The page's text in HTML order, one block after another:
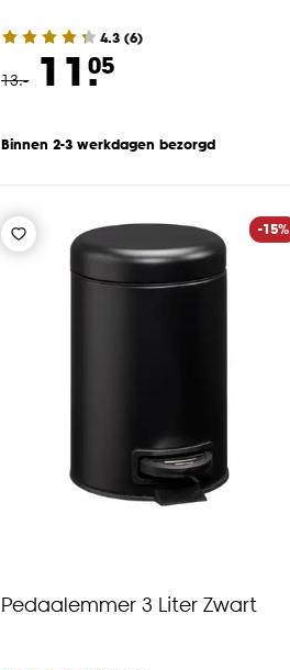
4.3 (6)
13.- 11.05
Binnen 2-3 werkdagen bezorgd
-15%
Pedaalemmer 3 Liter Zwart